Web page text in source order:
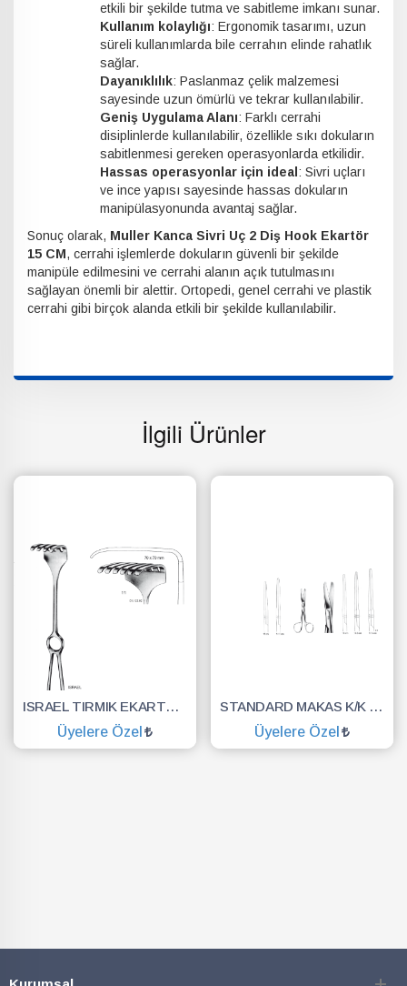
etkili bir şekilde tutma ve sabitleme imkanı sunar.
Kullanım kolaylığı: Ergonomik tasarımı, uzun
süreli kullanımlarda bile cerrahın elinde rahatlık
sağlar.
Dayanıklılık: Paslanmaz çelik malzemesi
sayesinde uzun ömürlü ve tekrar kullanılabilir.
Geniş Uygulama Alanı: Farklı cerrahi
disiplinlerde kullanılabilir, özellikle sıkı dokuların
sabitlenmesi gereken operasyonlarda etkilidir.
Hassas operasyonlar için ideal : Sivri uçları
ve ince yapısı sayesinde hassas dokuların
manipülasyonunda avantaj sağlar.
Sonuç olarak, Muller Kanca Sivri Uç 2 Diş Hook Ekartör
15 CM, cerrahi işlemlerde dokuların güvenli bir şekilde
manipüle edilmesini ve cerrahi alanın açık tutulmasını
sağlayan önemli bir alettir. Ortopedi, genel cerrahi ve plastik
cerrahi gibi birçok alanda etkili bir şekilde kullanılabilir.
İlgili Ürünler
ISRAEL TIRMIK EKARTÖR 6 DİŞ 70X70MM 25,5CM
Üyelere Özel
STANDARD MAKAS K/K DÜZ 14.5 CM
Üyelere Özel